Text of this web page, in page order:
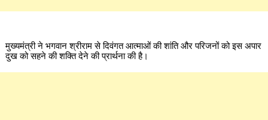
मुख्यमंत्री ने भगवान श्रीराम से दिवंगत आत्माओं की शांति और परिजनों को इस अपार
दुख को सहने की शक्ति देने की प्रार्थना की है।